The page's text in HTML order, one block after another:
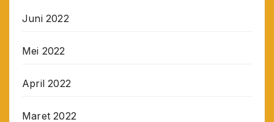
Juni 2022
Mei 2022
April 2022
Maret 2022